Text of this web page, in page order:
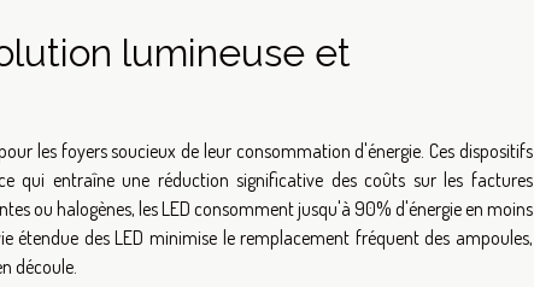
lumineuse et
les foyers soucieux de leur consommation d'énergie. Ces dispositifs
qui entraîne une réduction significative des coûts sur les factures
ou halogènes, les LED consomment jusqu'à 90% d'énergie en moins
étendue des LED minimise le remplacement fréquent des ampoules,
découle.